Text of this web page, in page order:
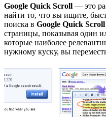
Google Quick Scroll — это
найти то, что вы ищите,
поиска в Google Quick Scroll
страницы, показывая один
которые наиболее
нужному куску, вы